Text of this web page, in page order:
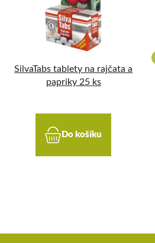
SilvaTabs tablety na rajčata a
papriky 25 ks
Do košíku